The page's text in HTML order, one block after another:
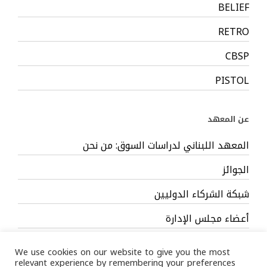
BELIEF
RETRO
CBSP
PISTOL
عن المعهد
المعهد اللبناني لدراسات السوق: من نحن
الجوائز
شبكة الشركاء الدوليين
أعضاء مجلس الإدارة
We use cookies on our website to give you the most
relevant experience by remembering your preferences